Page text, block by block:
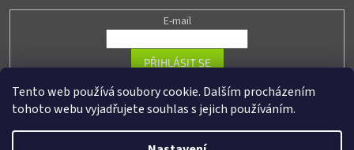
Tento web používá soubory cookie. Dalším procházením
tohoto webu vyjadřujete souhlas s jejich používáním.
E-mail
PŘIHLÁSIT SE
Vytvořil Shoptet